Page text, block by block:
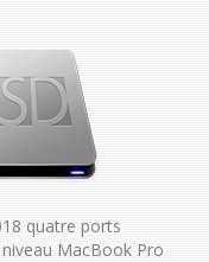
quatre ports
MacBook Pro